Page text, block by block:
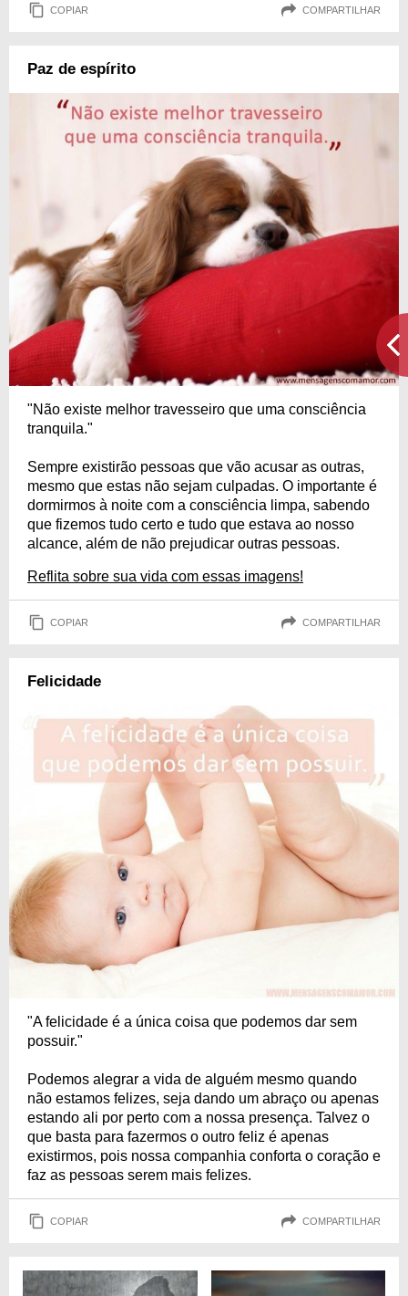
COPIAR COMPARTILHAR
Paz de espírito
"Não existe melhor travesseiro que uma consciência
tranquila."
Sempre existirão pessoas que vão acusar as outras,
mesmo que estas não sejam culpadas. O importante é
dormirmos à noite com a consciência limpa, sabendo
que fizemos tudo certo e tudo que estava ao nosso
alcance, além de não prejudicar outras pessoas.
Reflita sobre sua vida com essas imagens!
COPIAR COMPARTILHAR
Felicidade
"A felicidade é a única coisa que podemos dar sem
possuir."
Podemos alegrar a vida de alguém mesmo quando
não estamos felizes, seja dando um abraço ou apenas
estando ali por perto com a nossa presença. Talvez o
que basta para fazermos o outro feliz é apenas
existirmos, pois nossa companhia conforta o coração e
faz as pessoas serem mais felizes.
COPIAR COMPARTILHAR